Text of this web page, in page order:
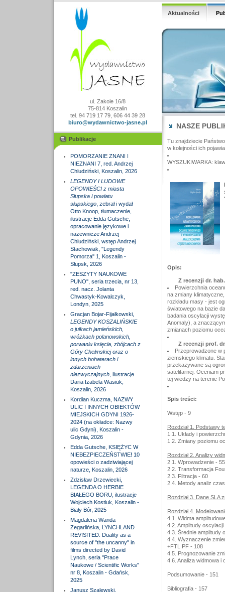
ul. Zakole 16/8
75-814 Koszalin
tel. 94 719 17 79, 606 44 39 28
biuro@wydawnictwo-jasne.pl
Publikacje
POMORZANIE ZNANI I
NIEZNANI 7, red. Andrzej
Chludziński, Koszalin, 2026
LEGENDY I LUDOWE
OPOWIEŚCI z miasta
Słupska i powiatu
słupskiego, zebrał i wydał
Otto Knoop, tłumaczenie,
ilustracje Edda Gutsche,
opracowanie językowe i
nazewnicze Andrzej
Chludziński, wstęp Andrzej
Stachowiak, "Legendy
Pomorza" 1, Koszalin -
Słupsk, 2026
"ZESZYTY NAUKOWE
PUNO", seria trzecia, nr 13,
red. nacz. Jolanta
Chwastyk-Kowalczyk,
Londyn, 2025
Gracjan Bojar-Fijałkowski,
LEGENDY KOSZALIŃSKIE
o julkach jamieńskich,
wróżkach polanowskich,
porwaniu księcia, zbójcach z
Góry Chełmskiej oraz o
innych bohaterach i
zdarzeniach
niezwyczajnych, ilustracje
Daria Izabela Wasiuk,
Koszalin, 2026
Kordian Kuczma, NAZWY
ULIC I INNYCH OBIEKTÓW
MIEJSKICH GDYNI 1926-
2024 (na okładce: Nazwy
ulic Gdyni), Koszalin -
Gdynia, 2026
Edda Gutsche, KSIĘŻYC W
NIEBEZPIECZEŃSTWIE! 10
opowieści o zadziwiającej
naturze, Koszalin, 2026
Zdzisław Drzewiecki,
LEGENDA O HERBIE
BIAŁEGO BORU, ilustracje
Wojciech Kostiuk, Koszalin -
Biały Bór, 2025
Magdalena Wanda
Zegarlińska, LYNCHLAND
REVISITED. Duality as a
source of "the uncanny" in
films directed by David
Lynch, seria "Prace
Naukowe / Scientific Works"
nr 8, Koszalin - Gdańsk,
2025
Janusz Szalewski,
Aktualności
NASZE
Tu znajdziecie
w kolejności ich
WYSZUKIWARKA:
Opis:
Z recenzji dr.
Powierzchnia
na zmiany
rozkładu masy - jest
światowego na bazie
badania oscylacji
Anomaly), a
zmianach poziomu
Z recenzji prof.
Przeprowadzone w
ziemskiego klimatu.
przekazywane są
satelitarnej. Oceniam
tej wiedzy na terenie
Spis treści:
Wstęp - 9
Rozdział 1. Podstawy
1.1. Układy i
1.2. Zmiany poziomu
Rozdział 2. Analizy
2.1. Wprowadzenie - 55
2.2. Transformacja
2.3. Filtracja - 60
2.4. Metody analiz
Rozdział 3. Dane SLA
Rozdział 4.
4.1. Widma
4.2. Amplitudy
4.3. Średnie amplitudy
4.4. Wyznaczenie
+FTL PF - 108
4.5. Prognozowanie
4.6. Analiza widmowa i
Podsumowanie - 151
Bibliografia - 157